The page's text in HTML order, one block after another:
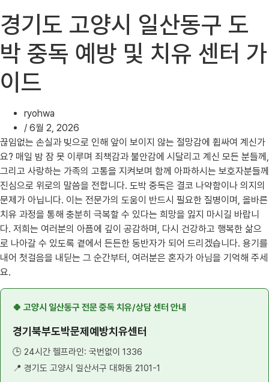
경기도 고양시 일산동구 도
박 중독 예방 및 치유 센터 가
이드
ryohwa
/ 6월 2, 2026
끊임없는 손실과 빚으로 인해 앞이 보이지 않는 절망감에 휩싸여 계신가
요? 매일 밤 잠 못 이루며 죄책감과 불안감에 시달리고 계신 모든 분들께,
그리고 사랑하는 가족의 고통을 지켜보며 함께 아파하시는 보호자분들께
진심으로 위로의 말씀을 전합니다. 도박 중독은 결코 나약함이나 의지의
문제가 아닙니다. 이는 전문가의 도움이 반드시 필요한 질병이며, 올바른
치유 과정을 통해 충분히 극복할 수 있다는 희망을 잃지 마시길 바랍니
다. 저희는 여러분의 아픔에 깊이 공감하며, 다시 건강하고 행복한 삶으
로 나아갈 수 있도록 곁에서 든든한 동반자가 되어 드리겠습니다. 용기를
내어 첫걸음을 내딛는 그 순간부터, 여러분은 혼자가 아님을 기억해 주세
요.
🍀 고양시 일산동구 전문 중독 치유/상담 센터 안내
경기북부도박문제예방치유센터
🕒 24시간 헬프라인: 국번없이 1336
📍 경기도 고양시 일산서구 대화동 2101-1